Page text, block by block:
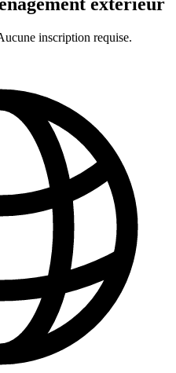
inscription requise.